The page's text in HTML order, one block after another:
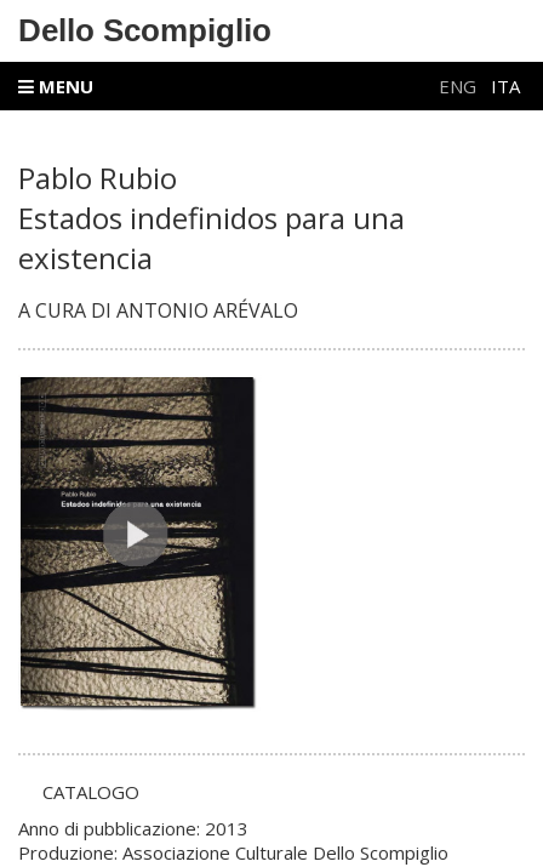
Dello Scompiglio
MENU ENG ITA
Pablo Rubio
Estados indefinidos para una
existencia
A CURA DI ANTONIO ARÉVALO
CATALOGO
Anno di pubblicazione: 2013
Produzione: Associazione Culturale Dello Scompiglio